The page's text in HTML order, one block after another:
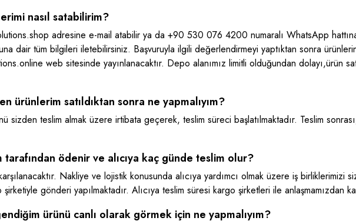
nasıl satabilirim?
adresine e-mail atabilir ya da +90 530 076 4200 numaralı WhatsApp
dair tüm bilgileri iletebilirsiniz. Başvuruyla ilgili değerlendirmeyi yaptıktan sonra
web sitesinde yayınlanacaktır. Depo alanımız limitli olduğundan dolayı,ürün
ürünlerim satıldıktan sonra ne yapmalıyım?
sizden teslim almak üzere irtibata geçerek, teslim süreci başlatılmaktadır. Teslim
ödenir ve alıcıya kaç günde teslim olur?
Nakliye ve lojistik konusunda alıcıya yardımcı olmak üzere iş
gönderi yapılmaktadır. Alıcıya teslim süresi kargo şirketleri ile anlaşmamızdan
ürünü canlı olarak görmek için ne yapmalıyım?